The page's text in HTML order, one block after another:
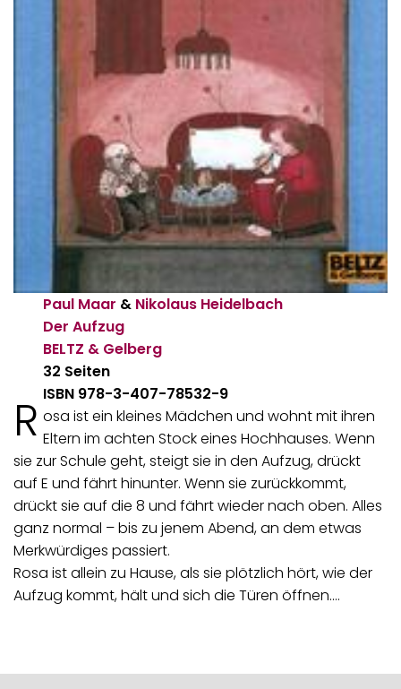
Paul Maar & Nikolaus Heidelbach
Der Aufzug
BELTZ & Gelberg
32 Seiten
ISBN 978-3-407-78532-9
R osa ist ein kleines Mädchen und wohnt mit ihren
Eltern im achten Stock eines Hochhauses. Wenn
sie zur Schule geht, steigt sie in den Aufzug, drückt
auf E und fährt hinunter. Wenn sie zurückkommt,
drückt sie auf die 8 und fährt wieder nach oben. Alles
ganz normal – bis zu jenem Abend, an dem etwas
Merkwürdiges passiert.
Rosa ist allein zu Hause, als sie plötzlich hört, wie der
Aufzug kommt, hält und sich die Türen öffnen.…